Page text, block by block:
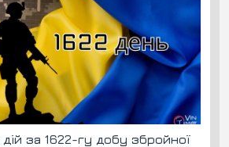
за 1622-гу добу збройної